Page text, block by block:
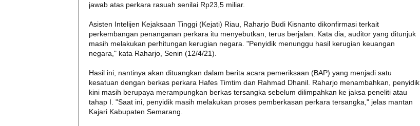
jawab atas perkara rasuah senilai Rp23,5 miliar.
Asisten Intelijen Kejaksaan Tinggi (Kejati) Riau, Raharjo Budi Kisnanto dikonfirmasi terkait
perkembangan penanganan perkara itu menyebutkan, terus berjalan. Kata dia, auditor yang ditunjuk
masih melakukan perhitungan kerugian negara. "Penyidik menunggu hasil kerugian keuangan
negara," kata Raharjo, Senin (12/4/21).
Hasil ini, nantinya akan dituangkan dalam berita acara pemeriksaan (BAP) yang menjadi satu
kesatuan dengan berkas perkara Hafes Timtim dan Rahmad Dhanil. Raharjo menambahkan, penyidik
kini masih berupaya merampungkan berkas tersangka sebelum dilimpahkan ke jaksa peneliti atau
tahap I. "Saat ini, penyidik masih melakukan proses pemberkasan perkara tersangka," jelas mantan
Kajari Kabupaten Semarang.